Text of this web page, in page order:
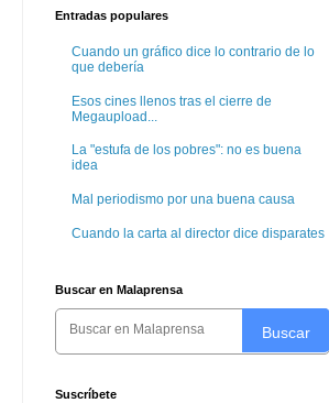
Entradas populares
Cuando un gráfico dice lo contrario de lo
que debería
Esos cines llenos tras el cierre de
Megaupload...
La "estufa de los pobres": no es buena
idea
Mal periodismo por una buena causa
Cuando la carta al director dice disparates
Buscar en Malaprensa
Buscar
Suscríbete